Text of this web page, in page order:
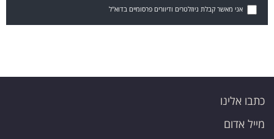
אני מאשר קבלת ניוזלטרים ודיוורים פרסומיים בדוא"ל
כתבו אלינו
מייל אדום